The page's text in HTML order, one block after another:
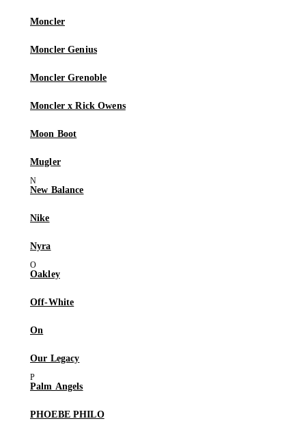
Moncler
Moncler Genius
Moncler Grenoble
Moncler x Rick Owens
Moon Boot
Mugler
New Balance
Nike
Nyra
Oakley
Off-White
On
Our Legacy
Palm Angels
PHOEBE PHILO